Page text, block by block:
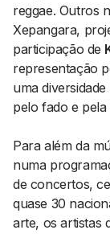
reggae. Outros
Xepangara,
participação de
representação
uma
pelo fado e pela
Para além da
numa
de concertos,
quase 30
arte, os artistas